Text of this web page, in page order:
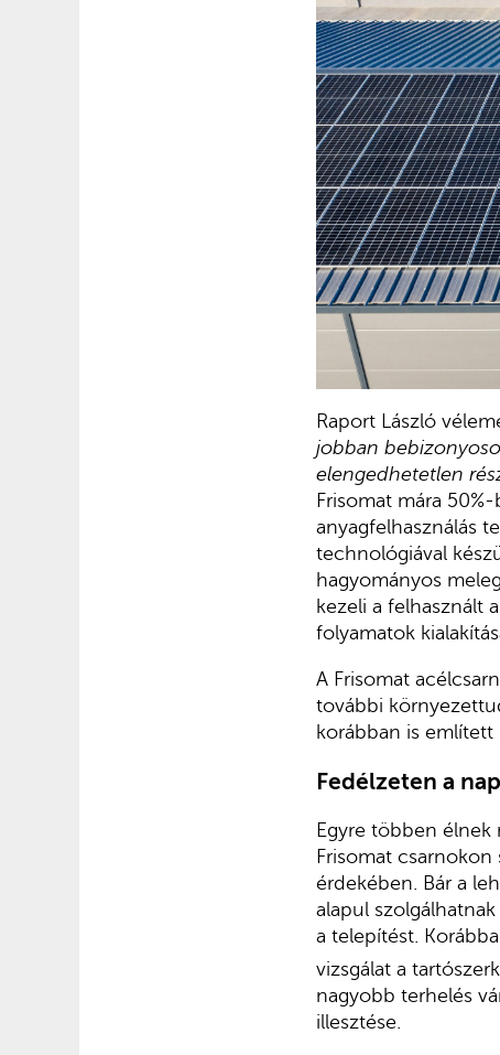
Raport László
jobban
elengedhetetlen
Frisomat mára
anyagfelhasználás
technológiával
hagyományos
kezeli a felhasznált
folyamatok
A Frisomat
további
korábban is említett
Fedélzeten a
Egyre többen élnek
Frisomat
érdekében. Bár a
alapul
a telepítést.
vizsgálat a
nagyobb terhelés
illesztése.